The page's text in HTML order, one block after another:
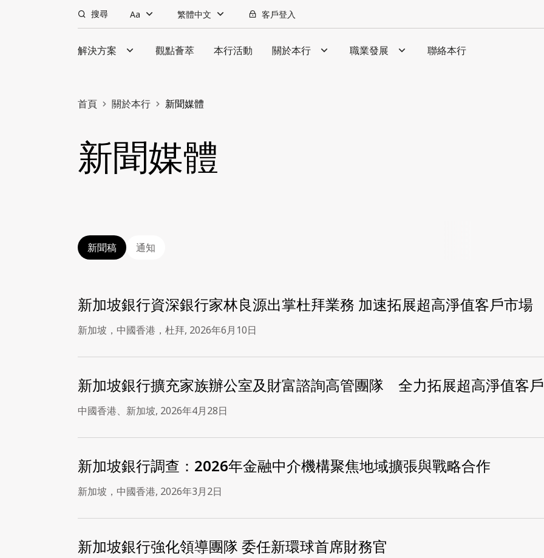
搜尋 Aa 繁體中文 客戶登入
解決方案 觀點薈萃 本行活動 關於本行 職業發展 聯絡本行
首頁 關於本行 新聞媒體
新聞媒體
新聞稿 通知
新加坡銀行資深銀行家林良源出掌杜拜業務 加速拓展超高淨值客戶市場
新加坡，中國香港，杜拜, 2026年6月10日
新加坡銀行擴充家族辦公室及財富諮詢高管團隊 全力拓展超高淨值客
中國香港、新加坡, 2026年4月28日
新加坡銀行調查：2026年金融中介機構聚焦地域擴張與戰略合作
新加坡，中國香港, 2026年3月2日
新加坡銀行強化領導團隊 委任新環球首席財務官